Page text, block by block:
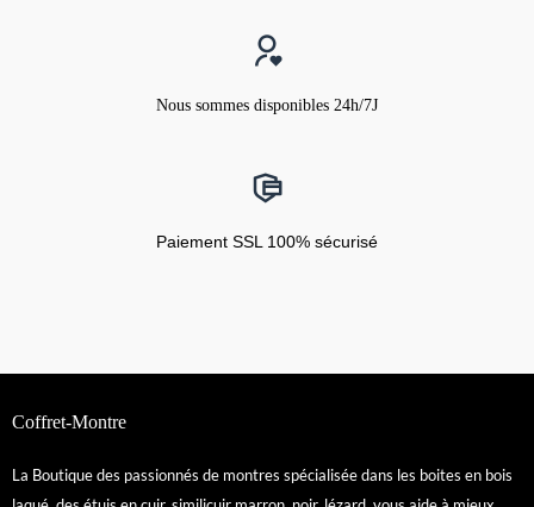
Nous sommes disponibles 24h/7J
Paiement SSL 100% sécurisé
Coffret-Montre
La Boutique des passionnés de montres spécialisée dans les boites en bois